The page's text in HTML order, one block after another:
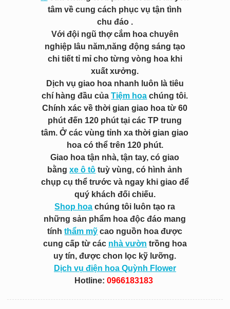
tâm về cung cách phục vụ tận tình
chu đáo .
Với đội ngũ thợ cắm hoa chuyên
nghiệp lâu năm,năng động sáng tạo
chi tiết tỉ mỉ cho từng vòng hoa khi
xuất xưởng.
Dịch vụ giao hoa nhanh luôn là tiêu
chí hàng đầu củaTiệm hoa chúng tôi.
Chính xác về thời gian giao hoa từ 60
phút đến 120 phút tại các TP trung
tâm. Ở các vùng tỉnh xa thời gian giao
hoa có thể trên 120 phút.
Giao hoa tận nhà, tận tay, có giao
bằngxe ô tô tuỳ vùng, có hình ảnh
chụp cụ thể trước và ngay khi giao để
quý khách đối chiếu.
Shop hoa chúng tôi luôn tạo ra
những sản phẩm hoa độc đáo mang
tínhthẩm mỹ cao nguồn hoa được
cung cấp từ các nhà vườn trồng hoa
uy tín, được chon lọc kỹ lưỡng.
Dịch vụ điện hoa Quỳnh Flower
Hotline:0966183183